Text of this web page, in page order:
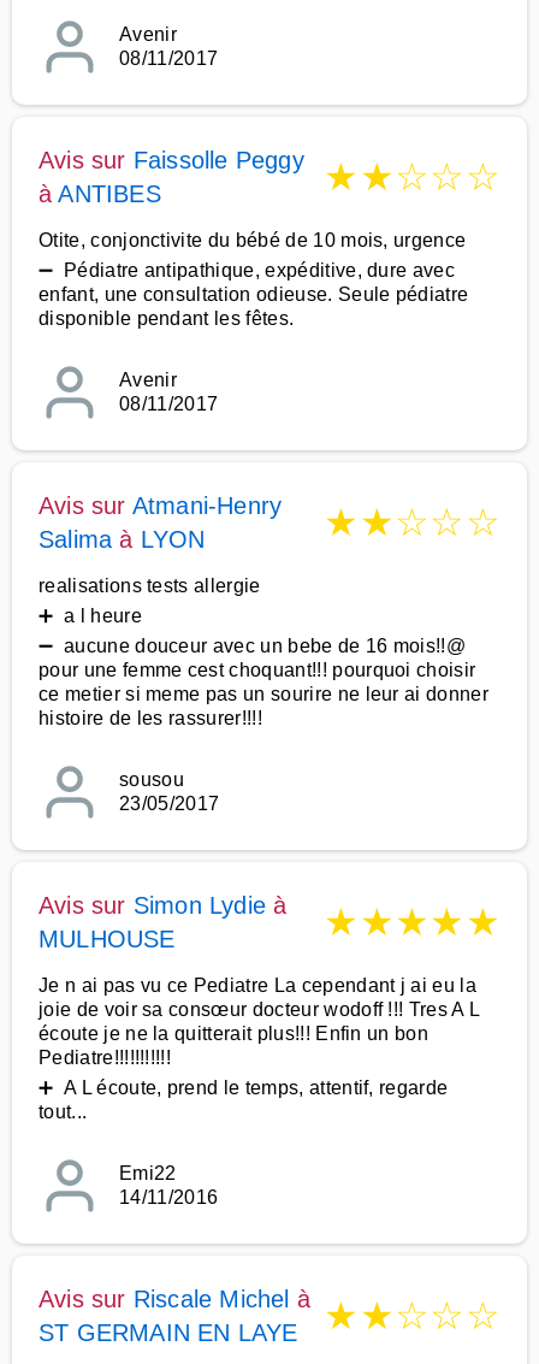
Avenir
08/11/2017
Avis sur Faissolle Peggy
àANTIBES ★★☆☆☆
Otite, conjonctivite du bébé de 10 mois, urgence
➖ Pédiatre antipathique, expéditive, dure avec
enfant, une consultation odieuse. Seule pédiatre
disponible pendant les fêtes.
Avenir
08/11/2017
Avis sur Atmani-Henry
Salima à LYON ★★☆☆☆
realisations tests allergie
➕ a l heure
➖ aucune douceur avec un bebe de 16 mois!!@
pour une femme cest choquant!!! pourquoi choisir
ce metier si meme pas un sourire ne leur ai donner
histoire de les rassurer!!!!
sousou
23/05/2017
Avis sur Simon Lydie à
MULHOUSE
★★★★★
Je n ai pas vu ce Pediatre La cependant j ai eu la
joie de voir sa consœur docteur wodoff !!! Tres A L
écoute je ne la quitterait plus!!! Enfin un bon
Pediatre!!!!!!!!!!!
➕ A L écoute, prend le temps, attentif, regarde
tout...
Emi22
14/11/2016
Avis sur Riscale Michel à
ST GERMAIN EN LAYE
★★☆☆☆